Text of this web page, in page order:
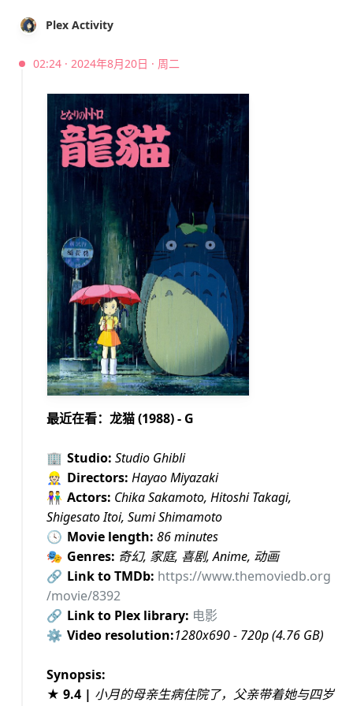
Plex Activity
02:24 · 2024年8月20日 · 周二
最近在看：龙猫 (1988) - G
🏢 Studio: Studio Ghibli
👷🏻 Directors: Hayao Miyazaki
👫 Actors: Chika Sakamoto, Hitoshi Takagi,
Shigesato Itoi, Sumi Shimamoto
🕓 Movie length: 86 minutes
🎭 Genres: 奇幻, 家庭, 喜剧, Anime, 动画
🔗 Link to TMDb: https://www.themoviedb.org
/movie/8392
🔗 Link to Plex library: 电影
⚙️ Video resolution:1280x690 - 720p (4.76 GB)
Synopsis:
★ 9.4 | 小月的母亲生病住院了，父亲带着她与四岁